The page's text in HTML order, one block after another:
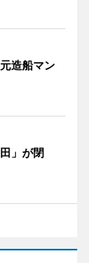
造船マン
」が閉